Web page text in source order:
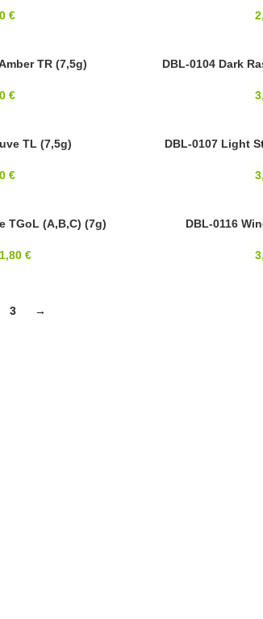
€
TR (7,5g)
€
8/0DBL-0104 Dark
TL (7,5g)
€
8/0DBL-0107 Light
TGoL (A,B,C) (7g)
1,80 €
DBL-0116
3 →